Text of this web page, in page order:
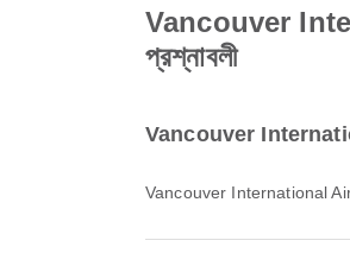
Vancouver
প্রশ্নাবলী
Vancouver
Vancouver International